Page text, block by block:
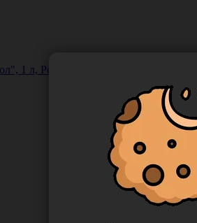
1 л, Россия (ООО "Автохимпроект")